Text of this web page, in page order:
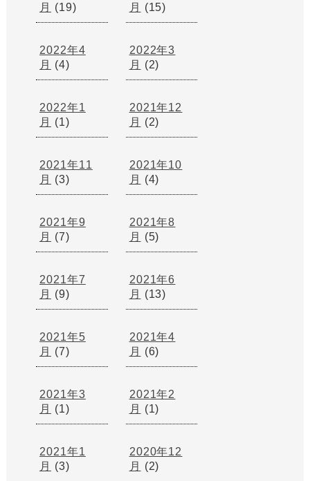
月
(19)
月
(15)
2022年4
月
(4)
2022年3
月
(2)
2022年1
月
(1)
2021年12
月
(2)
2021年11
月
(3)
2021年10
月
(4)
2021年9
月
(7)
2021年8
月
(5)
2021年7
月
(9)
2021年6
月
(13)
2021年5
月
(7)
2021年4
月
(6)
2021年3
月
(1)
2021年2
月
(1)
2021年1
月
(3)
2020年12
月
(2)